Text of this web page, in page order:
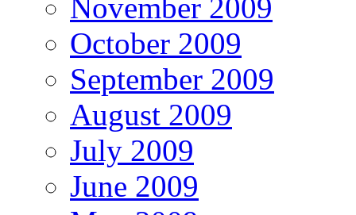
November 2009
October 2009
September 2009
August 2009
July 2009
June 2009